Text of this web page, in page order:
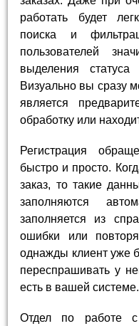
работать будет
поиска и
пользователей
выделения
Визуально вы сразу
является
обработку или
Регистрация
быстро и просто.
заказ, то такие
заполняются
заполняется из
ошибки или
однажды клиент уже
переспрашивать у
есть в вашей системе.
Отдел по работе с